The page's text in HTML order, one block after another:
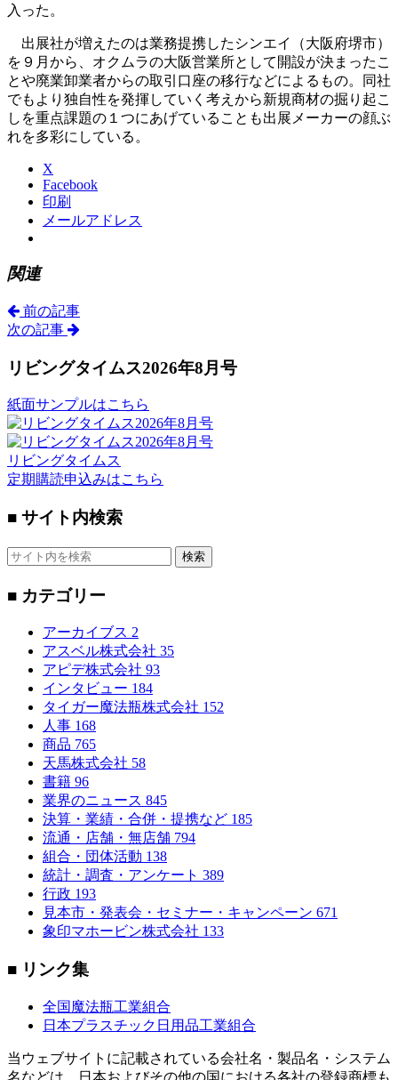
入った。
出展社が増えたのは業務提携したシンエイ（大阪府堺市）
を９月から、オクムラの大阪営業所として開設が決まったこ
とや廃業卸業者からの取引口座の移行などによるもの。同社
でもより独自性を発揮していく考えから新規商材の掘り起こ
しを重点課題の１つにあげていることも出展メーカーの顔ぶ
れを多彩にしている。
X
Facebook
印刷
メールアドレス
関連
前の記事
次の記事
リビングタイムス2026年8月号
紙面サンプルはこちら
リビングタイムス
定期購読申込みはこちら
■ サイト内検索
検索
■ カテゴリー
アーカイブス 2
アスベル株式会社 35
アピデ株式会社 93
インタビュー 184
タイガー魔法瓶株式会社 152
人事 168
商品 765
天馬株式会社 58
書籍 96
業界のニュース 845
決算・業績・合併・提携など 185
流通・店舗・無店舗 794
組合・団体活動 138
統計・調査・アンケート 389
行政 193
見本市・発表会・セミナー・キャンペーン 671
象印マホービン株式会社 133
■ リンク集
全国魔法瓶工業組合
日本プラスチック日用品工業組合
当ウェブサイトに記載されている会社名・製品名・システム
名などは、日本およびその他の国における各社の登録商標も